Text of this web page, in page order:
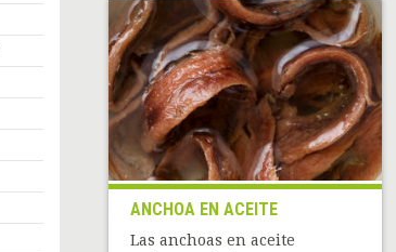
ANCHOA EN ACEITE
Las anchoas en aceite